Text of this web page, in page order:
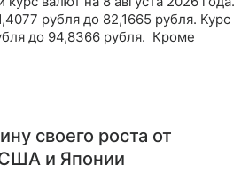
рубля до 82,1665 рубля. Курс
до 94,8366 рубля. Кроме
своего роста от
и Японии